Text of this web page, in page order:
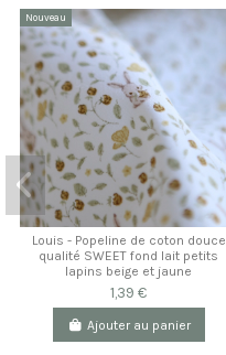
Nouveau
Louis - Popeline de coton douce
qualité SWEET fond lait petits
lapins beige et jaune
1,39 €
Ajouter au panier